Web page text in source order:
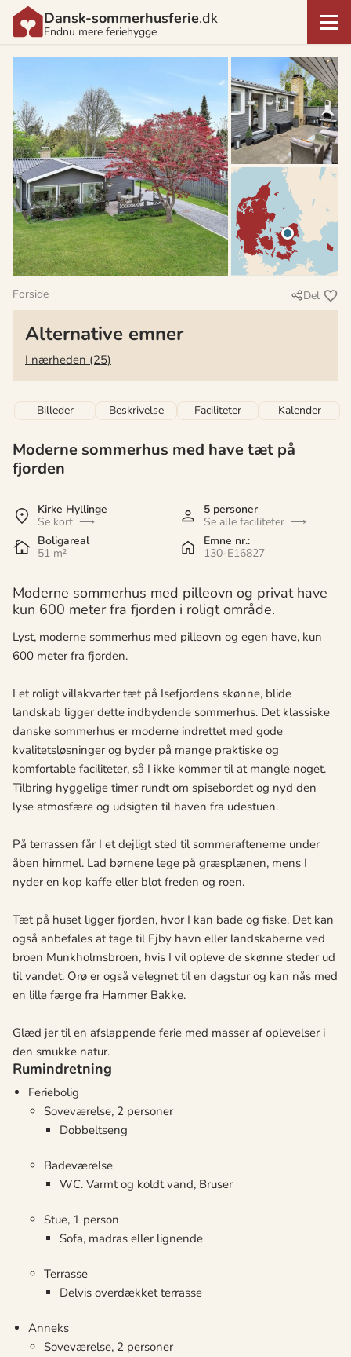
Dansk-sommerhusferie.dk
Endnu mere feriehygge
Forside Del
Alternative emner
I nærheden (25)
Billeder Beskrivelse Faciliteter Kalender
Moderne sommerhus med have tæt på
fjorden
Kirke Hyllinge
Se kort
5 personer
Se alle faciliteter
Boligareal
51 m²
Emne nr.:
130-E16827
Moderne sommerhus med pilleovn og privat have
kun 600 meter fra fjorden i roligt område.
Lyst, moderne sommerhus med pilleovn og egen have, kun
600 meter fra fjorden.
I et roligt villakvarter tæt på Isefjordens skønne, blide
landskab ligger dette indbydende sommerhus. Det klassiske
danske sommerhus er moderne indrettet med gode
kvalitetsløsninger og byder på mange praktiske og
komfortable faciliteter, så I ikke kommer til at mangle noget.
Tilbring hyggelige timer rundt om spisebordet og nyd den
lyse atmosfære og udsigten til haven fra udestuen.
På terrassen får I et dejligt sted til sommeraftenerne under
åben himmel. Lad børnene lege på græsplænen, mens I
nyder en kop kaffe eller blot freden og roen.
Tæt på huset ligger fjorden, hvor I kan bade og fiske. Det kan
også anbefales at tage til Ejby havn eller landskaberne ved
broen Munkholmsbroen, hvis I vil opleve de skønne steder ud
til vandet. Orø er også velegnet til en dagstur og kan nås med
en lille færge fra Hammer Bakke.
Glæd jer til en afslappende ferie med masser af oplevelser i
den smukke natur.
Rumindretning
Feriebolig
Soveværelse, 2 personer
Dobbeltseng
Badeværelse
WC. Varmt og koldt vand, Bruser
Stue, 1 person
Sofa, madras eller lignende
Terrasse
Delvis overdækket terrasse
Anneks
Soveværelse, 2 personer